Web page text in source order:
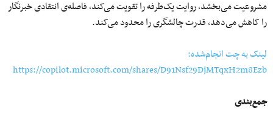
مشروعیت می‌بخشد، روایت یک‌طرفه را تقویت می‌کند، فاصله‌ی انتقادی خبرنگار
را کاهش می‌دهد، قدرت چالشگری را محدود می‌کند.
لینک به چت انجام‌شده:
https://copilot.microsoft.com/shares/D91Nsf29DjMTqxH2m8Ezb
جمع‌بندی